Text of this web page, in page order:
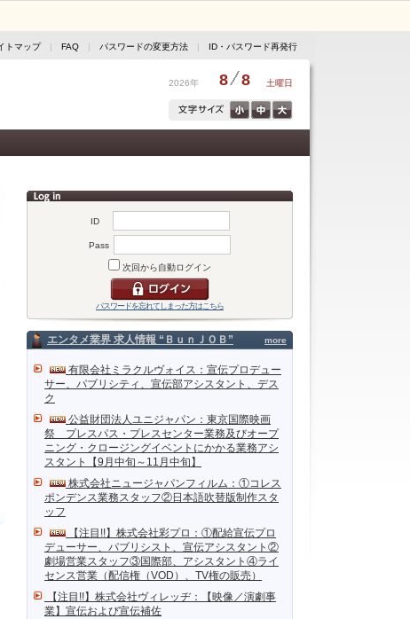
トマップ| FAQ | パスワードの変更方法 | ID・パスワード再発行
2026年 8 8 土曜日
ID
Pass
次回から自動ログイン
パスワードを忘れてしまった方はこちら
more
エンタメ業界 求人情報 “ＢｕｎＪＯＢ”
有限会社ミラクルヴォイス：宣伝プロデュー
サー、パブリシティ、宣伝部アシスタント、デス
ク
公益財団法人ユニジャパン：東京国際映画
祭 プレスパス・プレスセンター業務及びオープ
ニング・クロージングイベントにかかる業務アシ
スタント【9月中旬～11月中旬】
株式会社ニュージャパンフィルム：①コレス
ポンデンス業務スタッフ②日本語吹替版制作スタ
ッフ
【注目!!】株式会社彩プロ：①配給宣伝プロ
デューサー、パブリシスト、宣伝アシスタント②
劇場営業スタッフ③国際部、アシスタント④ライ
センス営業（配信権（VOD）、TV権の販売）
【注目!!】株式会社ヴィレッヂ：【映像／演劇事
業】宣伝および宣伝補佐